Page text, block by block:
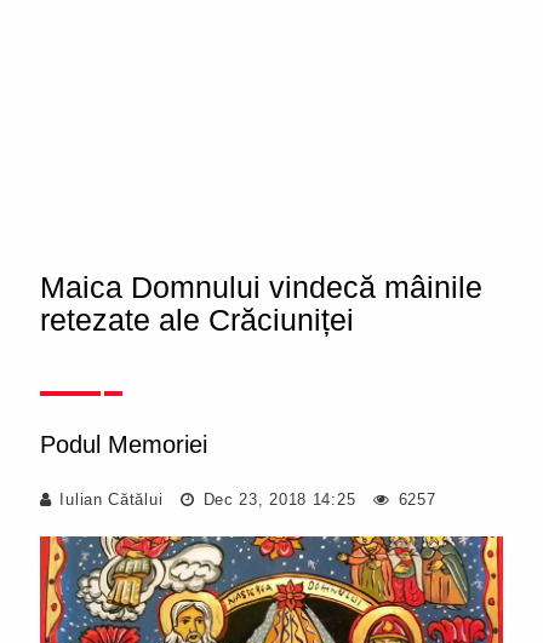
Maica Domnului vindecă mâinile
retezate ale Crăciuniței
Podul Memoriei
Iulian Cătălui Dec 23, 2018 14:25 6257